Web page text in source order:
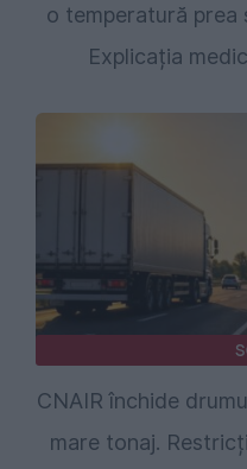
o temperatură prea
Explicația
CNAIR închide
mare tonaj.